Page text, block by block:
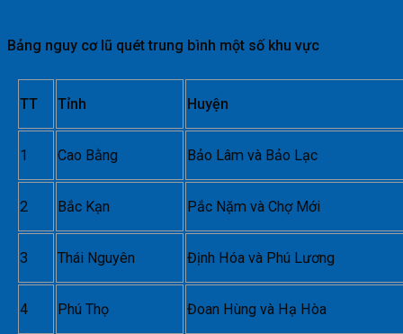
Bảng nguy cơ lũ quét trung bình một số khu vực
TT Tỉnh Huyện
1 Cao Bằng Bảo Lâm và Bảo Lạc
2 Bắc Kạn Pắc Nặm và Chợ Mới
3 Thái Nguyên Định Hóa và Phú Lương
4 Phú Thọ Đoan Hùng và Hạ Hòa